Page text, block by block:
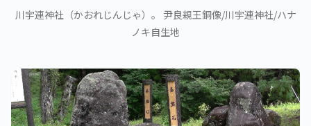
川宇連神社（かおれじんじゃ）。 尹良親王銅像/川宇連神社/ハナ
ノキ自生地